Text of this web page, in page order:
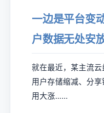
一边是平台变
户数据无处安
就在最近，某主流
用户存储缩减、分
用大涨……